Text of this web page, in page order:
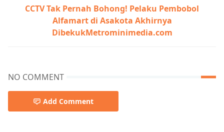
CCTV Tak Pernah Bohong! Pelaku Pembobol
Alfamart di Asakota Akhirnya
DibekukMetrominimedia.com
NO COMMENT
Add Comment